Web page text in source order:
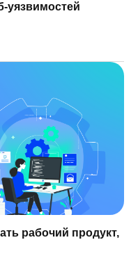
уязвимостей
рабочий продукт,